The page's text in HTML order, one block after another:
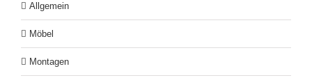
Allgemein
Möbel
Montagen